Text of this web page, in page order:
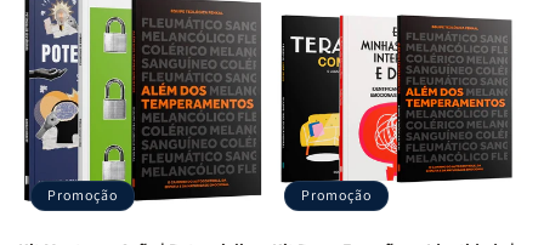
Raizes
da
Alma
|
O
Vício
Agradar
a
Raizes
da
Alma
|
O
Vício
de
Agradar
Quarto
de
Guerra
Livro
+
Devocional
Quarto
de
Guerra
|
Livro
+
Devocional
Promoção Promoção